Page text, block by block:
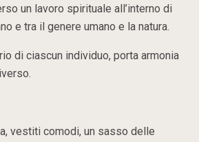
un lavoro spirituale all’interno di
e tra il genere umano e la natura.
di ciascun individuo, porta armonia
vestiti comodi, un sasso delle